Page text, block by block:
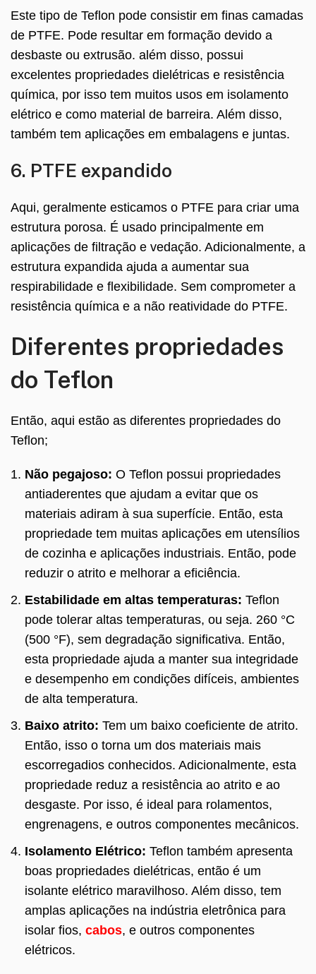
Este tipo de Teflon pode consistir em finas camadas
de PTFE. Pode resultar em formação devido a
desbaste ou extrusão. além disso, possui
excelentes propriedades dielétricas e resistência
química, por isso tem muitos usos em isolamento
elétrico e como material de barreira. Além disso,
também tem aplicações em embalagens e juntas.
6. PTFE expandido
Aqui, geralmente esticamos o PTFE para criar uma
estrutura porosa. É usado principalmente em
aplicações de filtração e vedação. Adicionalmente, a
estrutura expandida ajuda a aumentar sua
respirabilidade e flexibilidade. Sem comprometer a
resistência química e a não reatividade do PTFE.
Diferentes propriedades
do Teflon
Então, aqui estão as diferentes propriedades do
Teflon;
Não pegajoso: O Teflon possui propriedades
antiaderentes que ajudam a evitar que os
materiais adiram à sua superfície. Então, esta
propriedade tem muitas aplicações em utensílios
de cozinha e aplicações industriais. Então, pode
reduzir o atrito e melhorar a eficiência.
Estabilidade em altas temperaturas: Teflon
pode tolerar altas temperaturas, ou seja. 260 °C
(500 °F), sem degradação significativa. Então,
esta propriedade ajuda a manter sua integridade
e desempenho em condições difíceis, ambientes
de alta temperatura.
Baixo atrito: Tem um baixo coeficiente de atrito.
Então, isso o torna um dos materiais mais
escorregadios conhecidos. Adicionalmente, esta
propriedade reduz a resistência ao atrito e ao
desgaste. Por isso, é ideal para rolamentos,
engrenagens, e outros componentes mecânicos.
Isolamento Elétrico: Teflon também apresenta
boas propriedades dielétricas, então é um
isolante elétrico maravilhoso. Além disso, tem
amplas aplicações na indústria eletrônica para
isolar fios, cabos, e outros componentes
elétricos.